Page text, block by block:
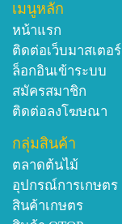
เมนูหลัก
หน้าแรก
ติดต่อเว็บมาสเตอร์
ล็อกอินเข้าระบบ
สมัครสมาชิก
ติดต่อลงโฆษณา
กลุ่มสินค้า
ตลาดต้นไม้
อุปกรณ์การเกษตร
สินค้าเกษตร